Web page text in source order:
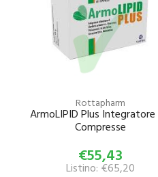
Rottapharm
ArmoLIPID Plus
Compresse
€55,43
Listino: €65,20